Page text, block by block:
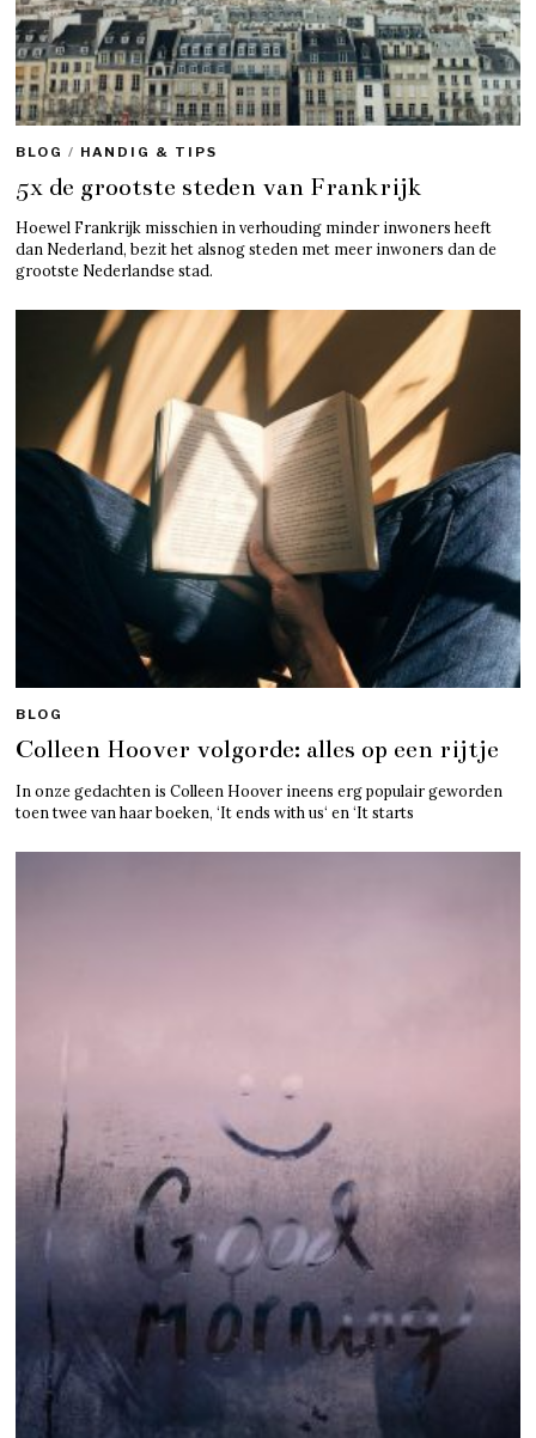
BLOG / HANDIG & TIPS
5x de grootste steden van Frankrijk
Hoewel Frankrijk misschien in verhouding minder inwoners heeft
dan Nederland, bezit het alsnog steden met meer inwoners dan de
grootste Nederlandse stad.
BLOG
Colleen Hoover volgorde: alles op een rijtje
In onze gedachten is Colleen Hoover ineens erg populair geworden
toen twee van haar boeken, ‘It ends with us‘ en ‘It starts